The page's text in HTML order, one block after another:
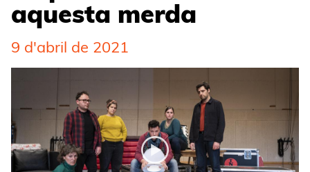
aquesta merda
9 d'abril de 2021